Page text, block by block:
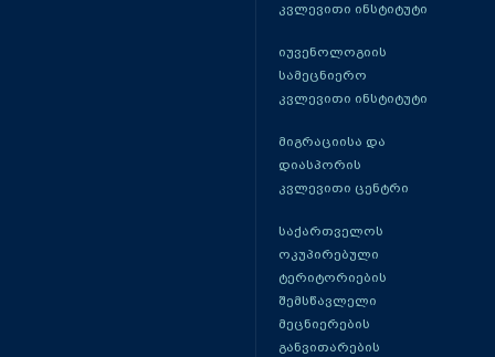
კვლევითი ინსტიტუტი
იუვენოლოგიის
სამეცნიერო
კვლევითი ინსტიტუტი
მიგრაციისა და
დიასპორის
კვლევითი ცენტრი
საქართველოს
ოკუპირებული
ტერიტორიების
შემსწავლელი
მეცნიერების
განვითარების